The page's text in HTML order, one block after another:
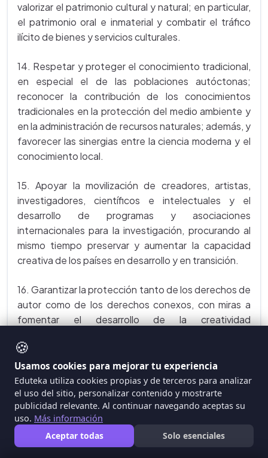
valorizar el patrimonio cultural y natural; en particular,
el patrimonio oral e inmaterial y combatir el tráfico
ilícito de bienes y servicios culturales.
14. Respetar y proteger el conocimiento tradicional,
en especial el de las poblaciones autóctonas;
reconocer la contribución de los conocimientos
tradicionales en la protección del medio ambiente y
en la administración de recursos naturales; además, y
favorecer las sinergias entre la ciencia moderna y el
conocimiento local.
15. Apoyar la movilización de creadores, artistas,
investigadores, científicos e intelectuales y el
desarrollo de programas y asociaciones
internacionales para la investigación, procurando al
mismo tiempo preservar y aumentar la capacidad
creativa de los países en desarrollo y en transición.
16. Garantizar la protección tanto de los derechos de
autor como de los derechos conexos, con miras a
fomentar el desarrollo de la creatividad
creativo, defendiendo al mismo tiempo el derecho
público de acceso a la cultura, de conformidad con el
Artículo 27 de la Declaración Universal de Derechos
Humanos.
17. Ayudar a la creación o consolidación de industrias
culturales en los países en desarrollo y los países en
🍪
Usamos cookies para mejorar tu experiencia
Eduteka utiliza cookies propias y de terceros para analizar
el uso del sitio, personalizar contenido y mostrarte
publicidad relevante. Al continuar navegando aceptas su
uso. Más información
Aceptar todas
Solo esenciales